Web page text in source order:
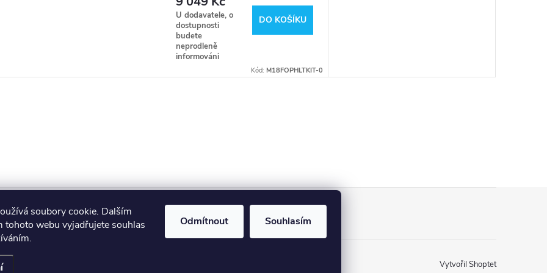
soubory cookie. Dalším
tohoto webu vyjadřujete souhlas
Odmítnout Souhlasím
U dodavatele, o
dostupnosti
budete
neprodleně
informováni
DO KOŠÍKU
Kód: M18FOPHLTKIT-0
Makita Milwaukee
Vytvořil Shoptet